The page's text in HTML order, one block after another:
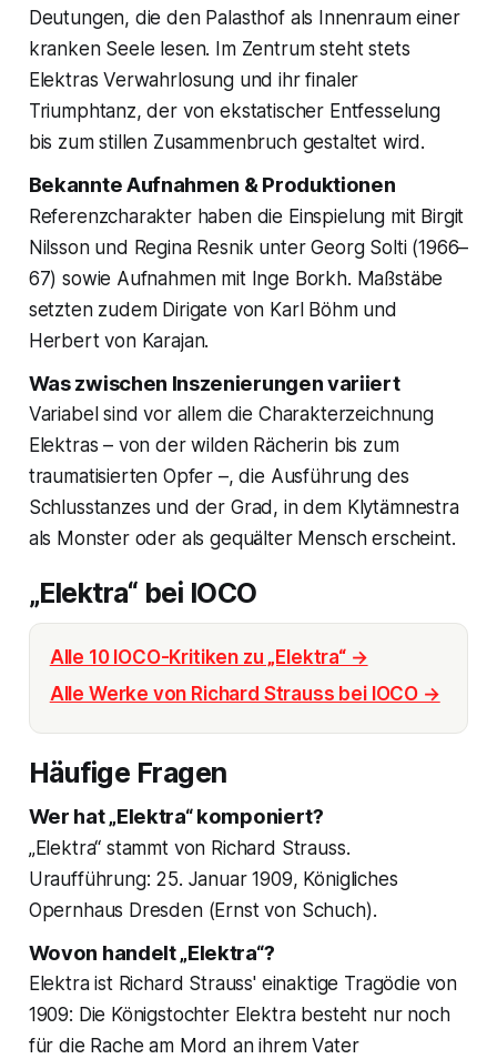
Deutungen, die den Palasthof als Innenraum einer
kranken Seele lesen. Im Zentrum steht stets
Elektras Verwahrlosung und ihr finaler
Triumphtanz, der von ekstatischer Entfesselung
bis zum stillen Zusammenbruch gestaltet wird.
Bekannte Aufnahmen & Produktionen
Referenzcharakter haben die Einspielung mit Birgit
Nilsson und Regina Resnik unter Georg Solti (1966–
67) sowie Aufnahmen mit Inge Borkh. Maßstäbe
setzten zudem Dirigate von Karl Böhm und
Herbert von Karajan.
Was zwischen Inszenierungen variiert
Variabel sind vor allem die Charakterzeichnung
Elektras – von der wilden Rächerin bis zum
traumatisierten Opfer –, die Ausführung des
Schlusstanzes und der Grad, in dem Klytämnestra
als Monster oder als gequälter Mensch erscheint.
„Elektra“ bei IOCO
Alle 10 IOCO-Kritiken zu „Elektra“ →
Alle Werke von Richard Strauss bei IOCO →
Häufige Fragen
Wer hat „Elektra“ komponiert?
„Elektra“ stammt von Richard Strauss.
Uraufführung: 25. Januar 1909, Königliches
Opernhaus Dresden (Ernst von Schuch).
Wovon handelt „Elektra“?
Elektra ist Richard Strauss' einaktige Tragödie von
1909: Die Königstochter Elektra besteht nur noch
für die Rache am Mord an ihrem Vater